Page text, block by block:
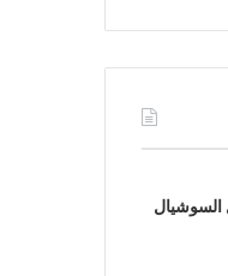
السوشيال